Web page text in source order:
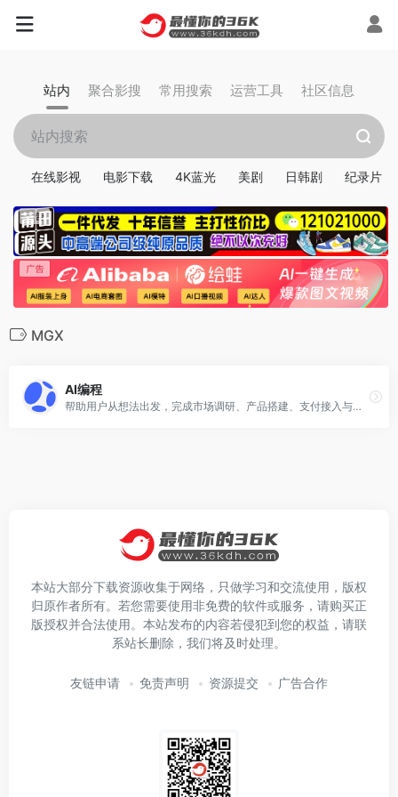
站内 聚合影搜 常用搜索 运营工具 社区信息
在线影视 电影下载 4K蓝光 美剧 日韩剧 纪录片
MGX
AI编程
帮助用户从想法出发，完成市场调研、产品搭建、支付接入与上线发布，做成可商业化网站的多智能体协作无代码编程平台。
本站大部分下载资源收集于网络，只做学习和交流使用，版权
归原作者所有。若您需要使用非免费的软件或服务，请购买正
版授权并合法使用。本站发布的内容若侵犯到您的权益，请联
系站长删除，我们将及时处理。
友链申请 免责声明 资源提交 广告合作